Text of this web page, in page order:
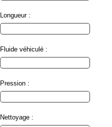
Longueur :
Fluide véhiculé :
Pression :
Nettoyage :